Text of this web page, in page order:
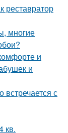
реставратор
многие
и
и
встречается с
кв.